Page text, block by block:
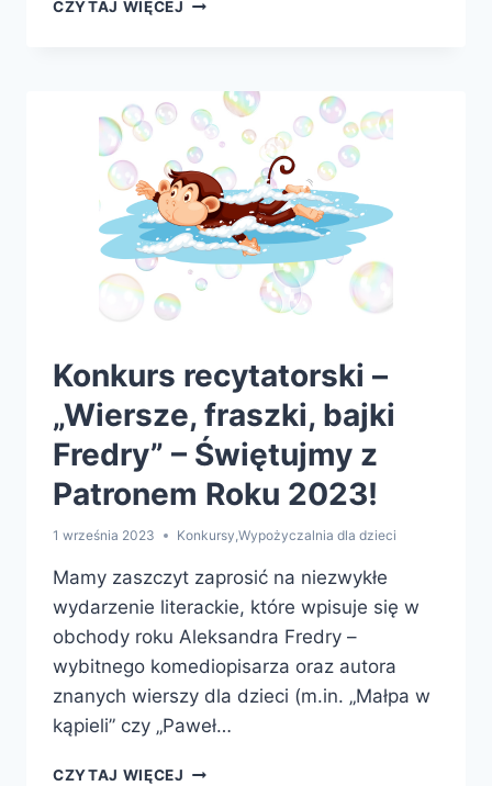
CZYTAJ WIĘCEJ
BAJCE”
Konkurs recytatorski –
„Wiersze, fraszki, bajki
Fredry” – Świętujmy z
Patronem Roku 2023!
1 września 2023 Konkursy,Wypożyczalnia dla dzieci
Mamy zaszczyt zaprosić na niezwykłe
wydarzenie literackie, które wpisuje się w
obchody roku Aleksandra Fredry –
wybitnego komediopisarza oraz autora
znanych wierszy dla dzieci (m.in. „Małpa w
kąpieli” czy „Paweł…
CZYTAJ WIĘCEJ KONKURS